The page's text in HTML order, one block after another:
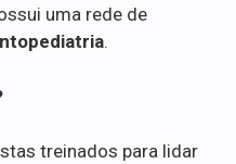
uma rede de
.
treinados para lidar